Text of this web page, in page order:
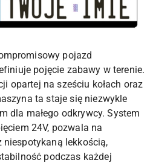
pojazd
pojęcie zabawy w terenie.
opartej na sześciu kołach oraz
ta staje się niezwykle
dla małego odkrywcy. System
24V, pozwala na
niespotykaną lekkością,
podczas każdej